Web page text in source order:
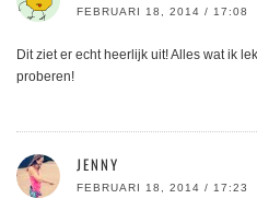
FEBRUARI 18, 2014 / 17:08
Dit ziet er echt heerlijk uit! Alles wat ik
proberen!
JENNY
FEBRUARI 18, 2014 / 17:23